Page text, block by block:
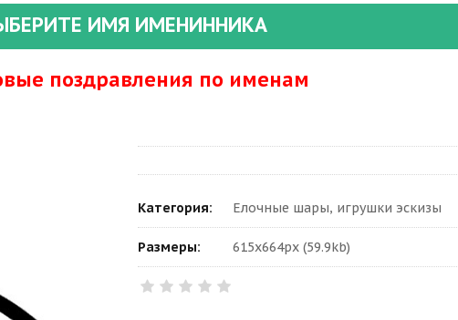
ИМЯ ИМЕНИННИКА
поздравления по именам
Категория: Елочные шары, игрушки эскизы
Размеры: 615x664px (59.9kb)